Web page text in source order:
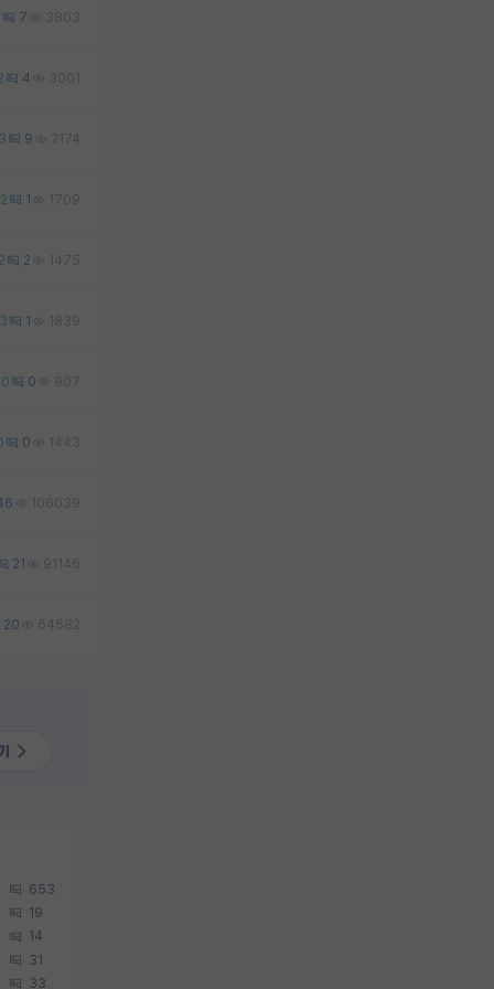
7 3803
4 3001
9 2174
1 1709
2 2 1475
3 1 1839
0 0 907
0 1443
106039
21 91146
20 64582
653
19
14
31
33